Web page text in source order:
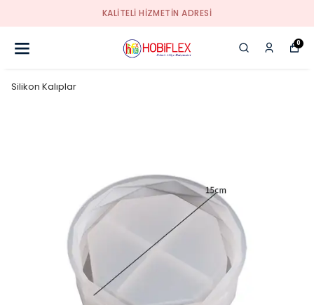
KALİTELİ HİZMETİN ADRESİ
0
Silikon Kalıplar